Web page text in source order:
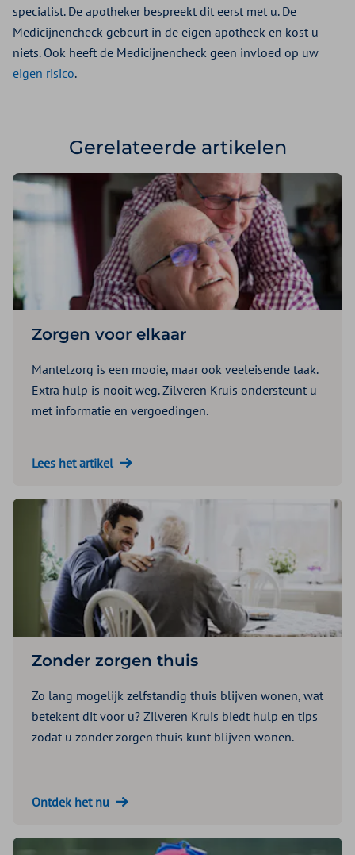
specialist. De apotheker bespreekt dit eerst met u. De
Medicijnencheck gebeurt in de eigen apotheek en kost u
niets. Ook heeft de Medicijnencheck geen invloed op uw
eigen risico.
Gerelateerde artikelen
Zorgen voor elkaar
Mantelzorg is een mooie, maar ook veeleisende taak.
Extra hulp is nooit weg. Zilveren Kruis ondersteunt u
met informatie en vergoedingen.
Lees het artikel
Zonder zorgen thuis
Zo lang mogelijk zelfstandig thuis blijven wonen, wat
betekent dit voor u? Zilveren Kruis biedt hulp en tips
zodat u zonder zorgen thuis kunt blijven wonen.
Ontdek het nu